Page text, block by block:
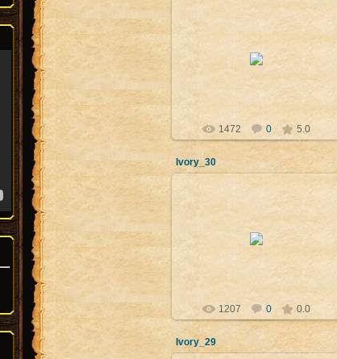
Сфинкс с глава на овен тъпче
пленници, финикийски стил - VIII-
VII в. пр. н.е. Нимруд (Калху). Ню
Йорк, Metropolitan M...
1472 0 5.0
Ivory_30
09.04.2012
Мъж с крилат слънчев диск,
възможно бог Ашур, асирийски
стил- VIII-VII в. пр. н.е. Нимруд
(Калху), Ню Йорк, Metropoli...
Admin
1207 0 0.0
Ivory_29